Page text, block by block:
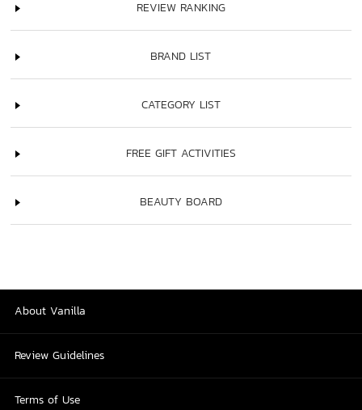
REVIEW RANKING
BRAND LIST
CATEGORY LIST
FREE GIFT ACTIVITIES
BEAUTY BOARD
About Vanilla
Review Guidelines
Terms of Use